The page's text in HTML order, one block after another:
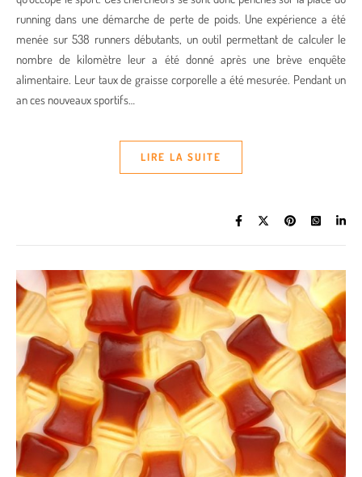
running dans une démarche de perte de poids. Une expérience a été
menée sur 538 runners débutants, un outil permettant de calculer le
nombre de kilomètre leur a été donné après une brève enquête
alimentaire. Leur taux de graisse corporelle a été mesurée. Pendant un
an ces nouveaux sportifs…
LIRE LA SUITE